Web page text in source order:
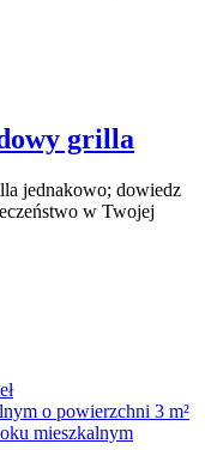
grilla
jednakowo; dowiedz
w Twojej
o powierzchni 3 m²
mieszkalnym